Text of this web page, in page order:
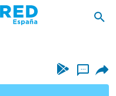
...